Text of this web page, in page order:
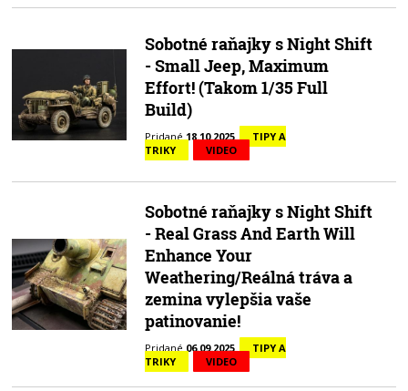
Sobotné raňajky s Night Shift
- Small Jeep, Maximum
Effort! (Takom 1/35 Full
Build)
Pridané18.10.2025
TIPY A
TRIKY
VIDEO
Sobotné raňajky s Night Shift
- Real Grass And Earth Will
Enhance Your
Weathering/Reálná tráva a
zemina vylepšia vaše
patinovanie!
Pridané06.09.2025
TIPY A
TRIKY
VIDEO